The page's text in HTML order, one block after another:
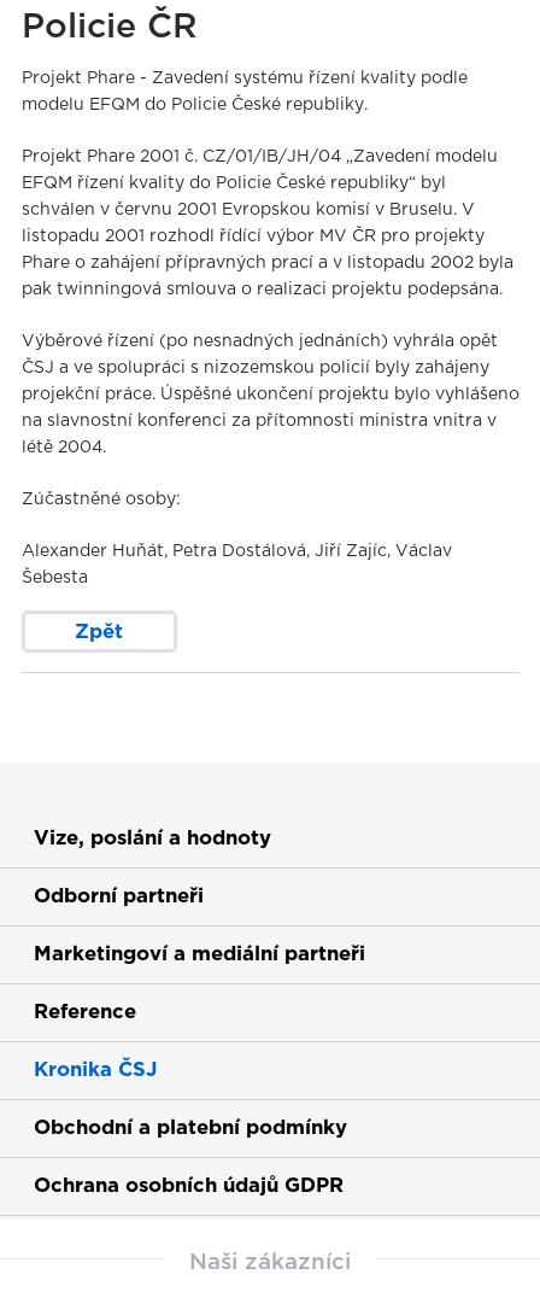
Policie ČR
Projekt Phare - Zavedení systému řízení kvality podle
modelu EFQM do Policie České republiky.
Projekt Phare 2001 č. CZ/01/IB/JH/04 „Zavedení modelu
EFQM řízení kvality do Policie České republiky“ byl
schválen v červnu 2001 Evropskou komisí v Bruselu. V
listopadu 2001 rozhodl řídící výbor MV ČR pro projekty
Phare o zahájení přípravných prací a v listopadu 2002 byla
pak twinningová smlouva o realizaci projektu podepsána.
Výběrové řízení (po nesnadných jednáních) vyhrála opět
ČSJ a ve spolupráci s nizozemskou policií byly zahájeny
projekční práce. Úspěšné ukončení projektu bylo vyhlášeno
na slavnostní konferenci za přítomnosti ministra vnitra v
létě 2004.
Zúčastněné osoby:
Alexander Huňát, Petra Dostálová, Jiří Zajíc, Václav
Šebesta
Zpět
Vize, poslání a hodnoty
Odborní partneři
Marketingoví a mediální partneři
Reference
Kronika ČSJ
Obchodní a platební podmínky
Ochrana osobních údajů GDPR
Naši zákazníci